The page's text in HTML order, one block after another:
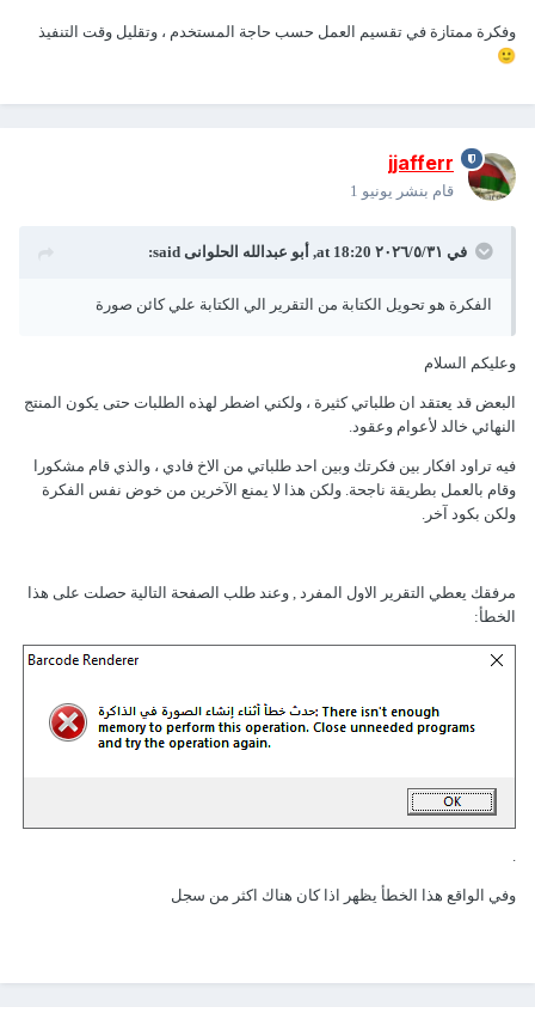
وفكرة ممتازة في تقسيم العمل حسب حاجة المستخدم ، وتقليل وقت التنفيذ
🙂
jjafferr
قام بنشر يونيو 1
في ٣١‏/٥‏/٢٠٢٦ at 18:20, أبو عبدالله الحلوانى said:
الفكرة هو تحويل الكتابة من التقرير الي الكتابة علي كائن صورة
وعليكم السلام
البعض قد يعتقد ان طلباتي كثيرة ، ولكني اضطر لهذه الطلبات حتى يكون المنتج
النهائي خالد لأعوام وعقود.
فيه تراود افكار بين فكرتك وبين احد طلباتي من الاخ فادي ، والذي قام مشكورا
وقام بالعمل بطريقة ناجحة. ولكن هذا لا يمنع الآخرين من خوض نفس الفكرة
ولكن بكود آخر.
مرفقك يعطي التقرير الاول المفرد , وعند طلب الصفحة التالية حصلت على هذا
الخطأ:
وفي الواقع هذا الخطأ يظهر اذا كان هناك اكثر من سجل